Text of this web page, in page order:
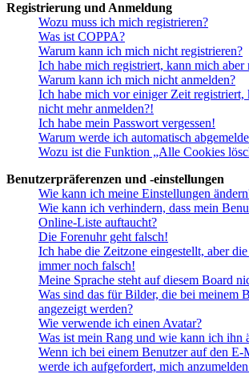
Registrierung und Anmeldung
Wozu muss ich mich registrieren?
Was ist COPPA?
Warum kann ich mich nicht registrieren?
Ich habe mich registriert, kann mich aber
Warum kann ich mich nicht anmelden?
Ich habe mich vor einiger Zeit registriert,
nicht mehr anmelden?!
Ich habe mein Passwort vergessen!
Warum werde ich automatisch
Wozu ist die Funktion „Alle Cookies
Benutzerpräferenzen und -einstellungen
Wie kann ich meine Einstellungen
Wie kann ich verhindern, dass mein
Online-Liste auftaucht?
Die Forenuhr geht falsch!
Ich habe die Zeitzone eingestellt, aber
immer noch falsch!
Meine Sprache steht auf diesem Board
Was sind das für Bilder, die bei meinem
angezeigt werden?
Wie verwende ich einen Avatar?
Was ist mein Rang und wie kann ich ihn
Wenn ich bei einem Benutzer auf den
werde ich aufgefordert, mich